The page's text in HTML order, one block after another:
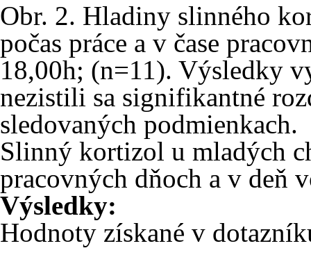
Obr. 2. Hladiny slinného
počas práce a v čase
18,00h; (n=11). Výsledky
nezistili sa signifikantné
sledovaných podmienkach.
Slinný kortizol u mladých
pracovných dňoch a v deň
Výsledky:
Hodnoty získané v